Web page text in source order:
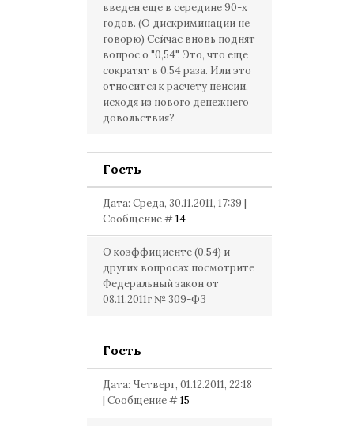
введен еще в середине 90-х
годов. (О дискриминации не
говорю) Сейчас вновь поднят
вопрос о "0,54". Это, что еще
сократят в 0.54 раза. Или это
относится к расчету пенсии,
исходя из нового денежнего
довольствия?
Гость
Дата: Среда, 30.11.2011, 17:39 |
Сообщение #14
О коэффициенте (0,54) и
других вопросах посмотрите
Федеральный закон от
08.11.2011г № 309-ФЗ
Гость
Дата: Четверг, 01.12.2011, 22:18
| Сообщение #15